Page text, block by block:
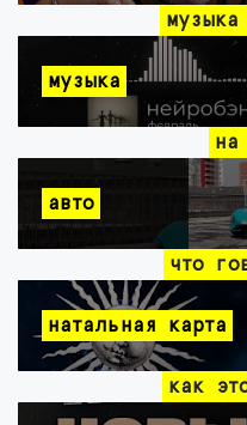
музыка
на
авто
что
натальная карта
как